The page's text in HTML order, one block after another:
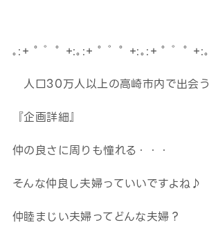
｡:+ ﾟ ゜ﾟ +:｡:+ ﾟ ゜ﾟ +:｡:+ ﾟ ゜ﾟ +:｡
人口30万人以上の高崎市内で出会う
『企画詳細』
仲の良さに周りも憧れる・・・
そんな仲良し夫婦っていいですよね♪
仲睦まじい夫婦ってどんな夫婦？